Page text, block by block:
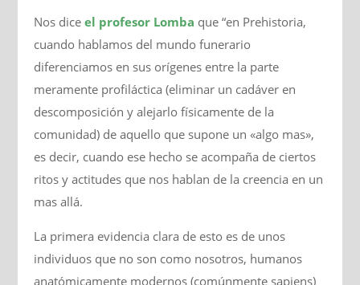
Nos diceel profesor Lomba que “en Prehistoria,
cuando hablamos del mundo funerario
diferenciamos en sus orígenes entre la parte
meramente profiláctica (eliminar un cadáver en
descomposición y alejarlo físicamente de la
comunidad) de aquello que supone un «algo mas»,
es decir, cuando ese hecho se acompaña de ciertos
ritos y actitudes que nos hablan de la creencia en un
mas allá.
La primera evidencia clara de esto es de unos
individuos que no son como nosotros, humanos
anatómicamente modernos (comúnmente sapiens)